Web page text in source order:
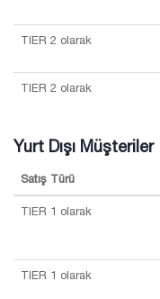
TIER 2 olarak
TIER 2 olarak
Yurt Dışı Müşteriler
Satış Türü
TIER 1 olarak
TIER 1 olarak